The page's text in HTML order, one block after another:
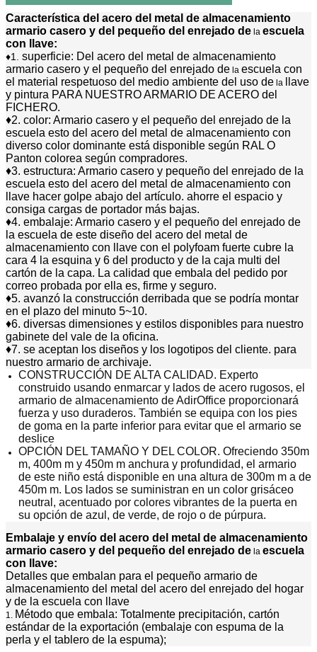
Característica del acero del metal de almacenamiento
armario casero y del pequeño del enrejado de la escuela
con llave:
♦1. superficie: Del acero del metal de almacenamiento
armario casero y el pequeño del enrejado de la escuela con
el material respetuoso del medio ambiente del uso de la
llave
y pintura PARA NUESTRO ARMARIO DE ACERO del
FICHERO.
♦2. color: Armario casero y el pequeño del enrejado de la
escuela esto del acero del metal de almacenamiento con
diverso color dominante está disponible según RAL O
Panton colorea según compradores.
♦3. estructura: Armario casero y pequeño del enrejado de la
escuela esto del acero del metal de almacenamiento con
llave hacer golpe abajo del artículo. ahorre el espacio y
consiga cargas de portador más bajas.
♦4. embalaje: Armario casero y el pequeño del enrejado de
la escuela de este diseño del acero del metal de
almacenamiento con llave con el polyfoam fuerte cubre la
cara 4 la esquina y 6 del producto y de la caja multi del
cartón de la capa. La calidad que embala del pedido por
correo probada por ella es, firme y seguro.
♦5. avanzó la construcción derribada que se podría montar
en el plazo del minuto 5~10.
♦6. diversas dimensiones y estilos disponibles para nuestro
gabinete del vale de la oficina.
♦7. se aceptan los diseños y los logotipos del cliente. para
nuestro armario de archivaje.
CONSTRUCCIÓN DE ALTA CALIDAD. Experto
construido usando enmarcar y lados de acero rugosos, el
armario de almacenamiento de AdirOffice proporcionará
fuerza y uso duraderos. También se equipa con los pies
de goma en la parte inferior para evitar que el armario se
deslice
OPCIÓN DEL TAMAÑO Y DEL COLOR. Ofreciendo 350m
m, 400m m y 450m m anchura y profundidad, el armario
de este niño está disponible en una altura de 300m m a de
450m m. Los lados se suministran en un color grisáceo
neutral, acentuado por colores vibrantes de la puerta en
su opción de azul, de verde, de rojo o de púrpura.
Embalaje y envío del acero del metal de almacenamiento
armario casero y del pequeño del enrejado de la escuela
con llave:
Detalles que embalan para el pequeño armario de
almacenamiento del metal del acero del enrejado del hogar
y de la escuela con llave
1.
Método que embala: Totalmente precipitación, cartón
estándar de la exportación (embalaje con espuma de la
perla y el tablero de la espuma);